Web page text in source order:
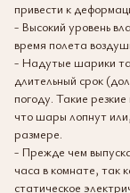
привести к
- Высокий уровень
время полета
- Надутые шарики
длительный срок
погоду. Такие
что шары лопнут
размере.
- Прежде чем
часа в комнате, так
статическое